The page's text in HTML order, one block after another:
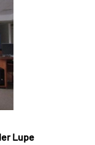
Lupe